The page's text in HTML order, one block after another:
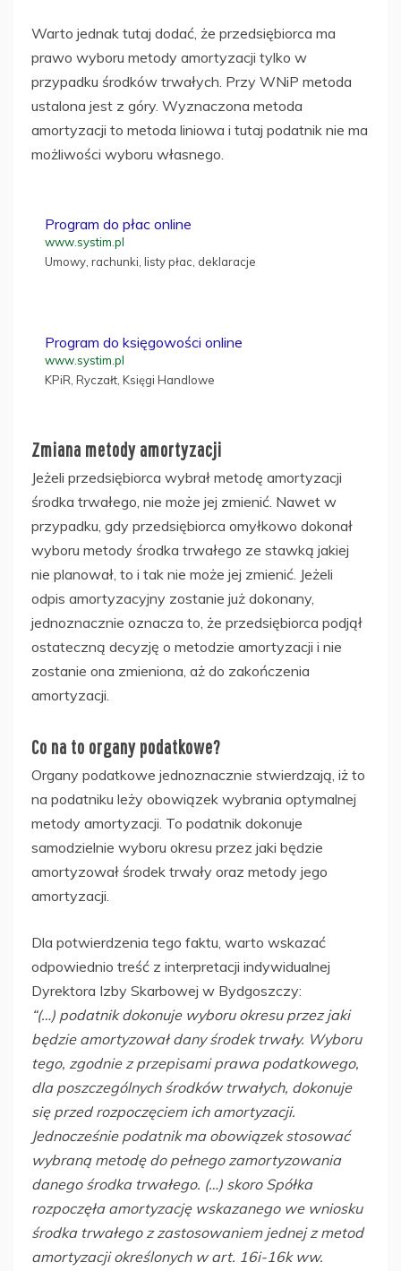
Warto jednak tutaj dodać, że przedsiębiorca ma
prawo wyboru metody amortyzacji tylko w
przypadku środków trwałych. Przy WNiP metoda
ustalona jest z góry. Wyznaczona metoda
amortyzacji to metoda liniowa i tutaj podatnik nie ma
możliwości wyboru własnego.
Program do płac online
www.systim.pl
Umowy, rachunki, listy płac, deklaracje
Program do księgowości online
www.systim.pl
KPiR, Ryczałt, Księgi Handlowe
Zmiana metody amortyzacji
Jeżeli przedsiębiorca wybrał metodę amortyzacji
środka trwałego, nie może jej zmienić. Nawet w
przypadku, gdy przedsiębiorca omyłkowo dokonał
wyboru metody środka trwałego ze stawką jakiej
nie planował, to i tak nie może jej zmienić. Jeżeli
odpis amortyzacyjny zostanie już dokonany,
jednoznacznie oznacza to, że przedsiębiorca podjął
ostateczną decyzję o metodzie amortyzacji i nie
zostanie ona zmieniona, aż do zakończenia
amortyzacji.
Co na to organy podatkowe?
Organy podatkowe jednoznacznie stwierdzają, iż to
na podatniku leży obowiązek wybrania optymalnej
metody amortyzacji. To podatnik dokonuje
samodzielnie wyboru okresu przez jaki będzie
amortyzował środek trwały oraz metody jego
amortyzacji.
Dla potwierdzenia tego faktu, warto wskazać
odpowiednio treść z interpretacji indywidualnej
Dyrektora Izby Skarbowej w Bydgoszczy:
“(…) podatnik dokonuje wyboru okresu przez jaki
będzie amortyzował dany środek trwały. Wyboru
tego, zgodnie z przepisami prawa podatkowego,
dla poszczególnych środków trwałych, dokonuje
się przed rozpoczęciem ich amortyzacji.
Jednocześnie podatnik ma obowiązek stosować
wybraną metodę do pełnego zamortyzowania
danego środka trwałego. (…) skoro Spółka
rozpoczęła amortyzację wskazanego we wniosku
środka trwałego z zastosowaniem jednej z metod
amortyzacji określonych w art. 16i-16k ww.